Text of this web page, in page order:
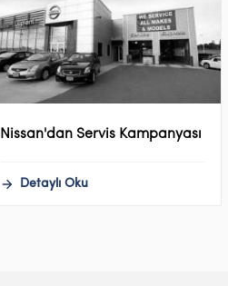
Nissan'dan Servis Kampanyası
Detaylı Oku